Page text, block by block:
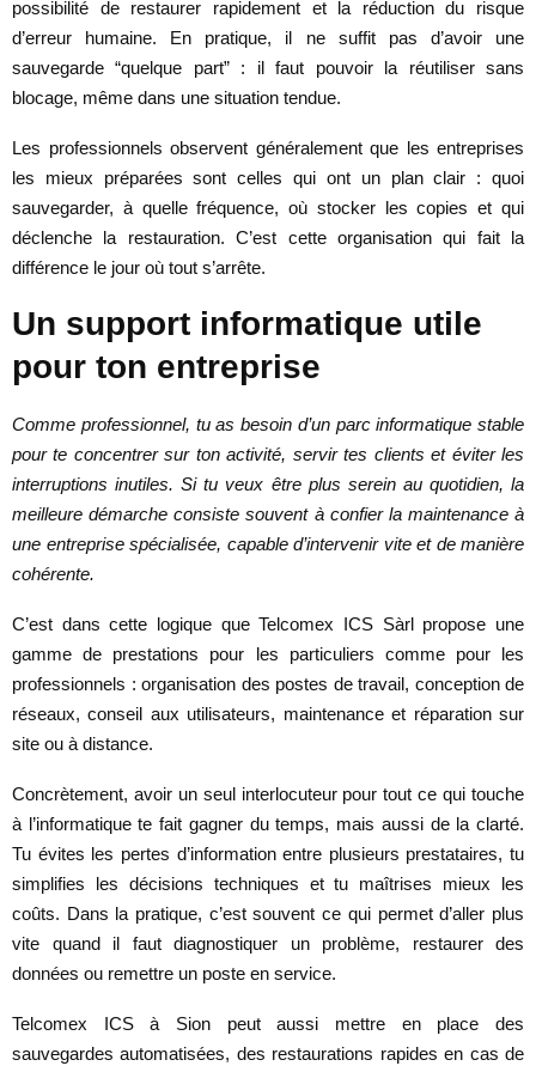
possibilité de restaurer rapidement et la réduction du risque
d’erreur humaine. En pratique, il ne suffit pas d’avoir une
sauvegarde “quelque part” : il faut pouvoir la réutiliser sans
blocage, même dans une situation tendue.
Les professionnels observent généralement que les entreprises
les mieux préparées sont celles qui ont un plan clair : quoi
sauvegarder, à quelle fréquence, où stocker les copies et qui
déclenche la restauration. C’est cette organisation qui fait la
différence le jour où tout s’arrête.
Un support informatique utile
pour ton entreprise
Comme professionnel, tu as besoin d’un parc informatique stable
pour te concentrer sur ton activité, servir tes clients et éviter les
interruptions inutiles. Si tu veux être plus serein au quotidien, la
meilleure démarche consiste souvent à confier la maintenance à
une entreprise spécialisée, capable d’intervenir vite et de manière
cohérente.
C’est dans cette logique que Telcomex ICS Sàrl propose une
gamme de prestations pour les particuliers comme pour les
professionnels : organisation des postes de travail, conception de
réseaux, conseil aux utilisateurs, maintenance et réparation sur
site ou à distance.
Concrètement, avoir un seul interlocuteur pour tout ce qui touche
à l’informatique te fait gagner du temps, mais aussi de la clarté.
Tu évites les pertes d’information entre plusieurs prestataires, tu
simplifies les décisions techniques et tu maîtrises mieux les
coûts. Dans la pratique, c’est souvent ce qui permet d’aller plus
vite quand il faut diagnostiquer un problème, restaurer des
données ou remettre un poste en service.
Telcomex ICS à Sion peut aussi mettre en place des
sauvegardes automatisées, des restaurations rapides en cas de